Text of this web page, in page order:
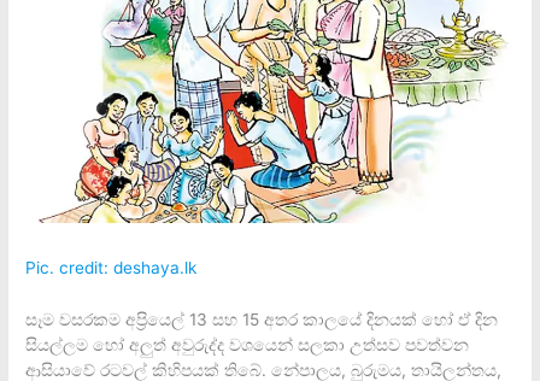
Pic. credit: deshaya.lk
සෑම වසරකම අප්‍රියෙල් 13 සහ 15 අතර කාලයේ දිනයක් හෝ ඒ දින
සියල්ලම හෝ අලුත් අවුරුද්ද වශයෙන් සලකා උත්සව පවත්වන
ආසියාවේ රටවල් කිහිපයක් තිබේ. නේපාලය, බුරුමය, තායිලන්තය,